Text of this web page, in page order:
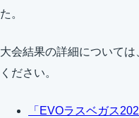
た。
大会結果の詳細について
ください。
「EVOラスベガス